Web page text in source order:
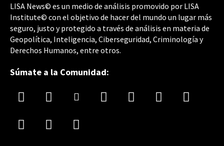
LISA News© es un medio de análisis promovido por LISA
Institute© con el objetivo de hacer del mundo un lugar más
seguro, justo y protegido a través de análisis en materia de
Geopolítica, Inteligencia, Ciberseguridad, Criminología y
Derechos Humanos, entre otros.
Súmate a la Comunidad: